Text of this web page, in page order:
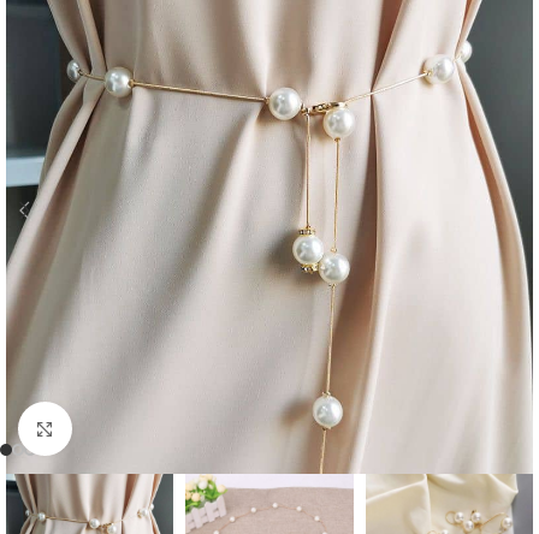
Click to enlarge